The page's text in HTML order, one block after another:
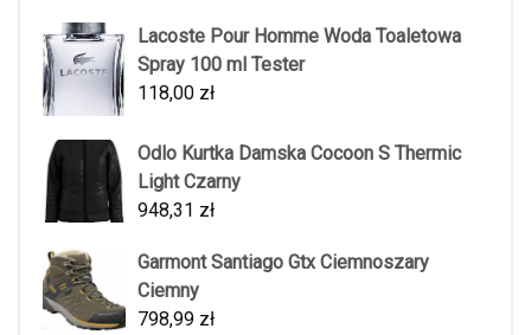
Lacoste Pour Homme Woda Toaletowa
Spray 100 ml Tester
118,00 zł
Odlo Kurtka Damska Cocoon S Thermic
Light Czarny
948,31 zł
Garmont Santiago Gtx Ciemnoszary
Ciemny
798,99 zł